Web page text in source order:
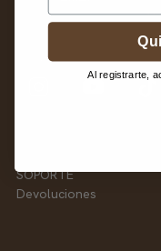
SOPORTE
Devoluciones
Al registrarte,